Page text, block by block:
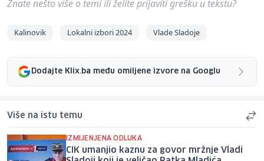
Znate nešto više o temi ili želite prijaviti grešku u tekstu?
Kalinovik Lokalni izbori 2024 Vlade Sladoje
Dodajte Klix.ba među omiljene izvore na Googlu
Više na istu temu
IZMIJENJENA ODLUKA
CIK umanjio kaznu za govor mržnje Vladi